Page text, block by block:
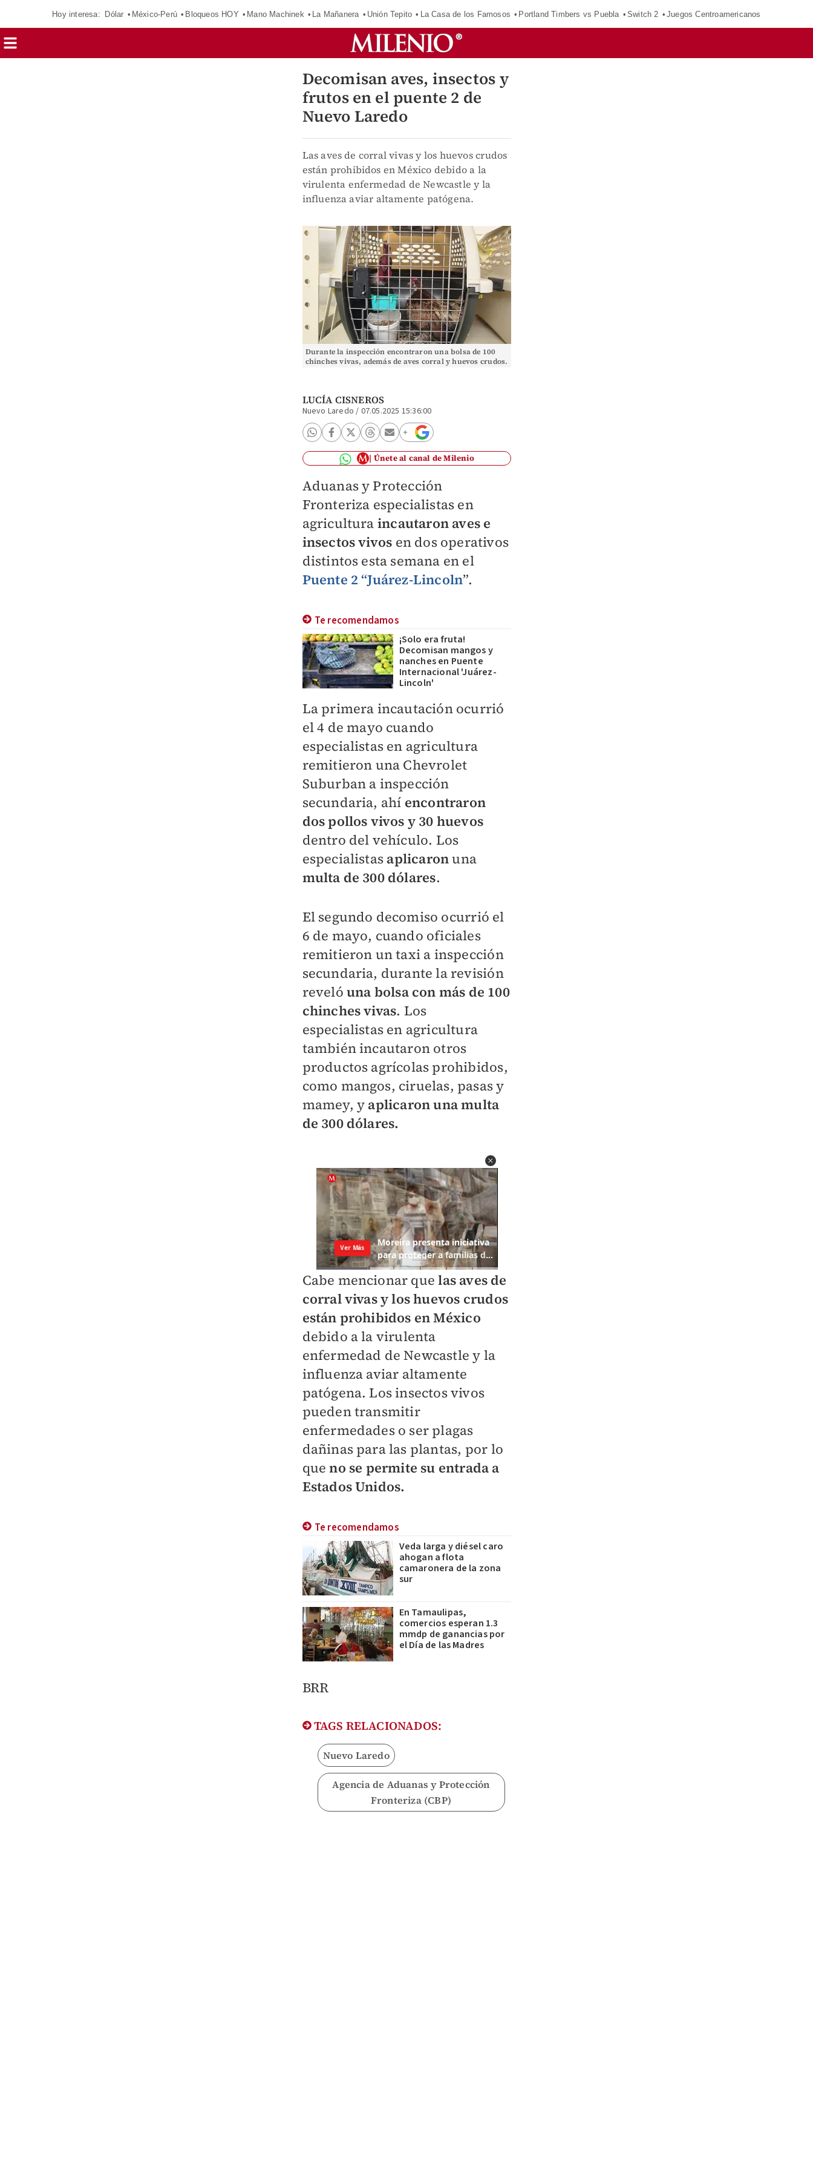
Hoy interesa: Dólar México-Perú Bloqueos HOY Mano Machinek La Mañanera Unión Tepito La Casa de los Famosos Portland Timbers vs Puebla Switch 2 Juegos Centroamericanos
Decomisan aves, insectos y
frutos en el puente 2 de
Nuevo Laredo
Las aves de corral vivas y los huevos crudos
están prohibidos en México debido a la
virulenta enfermedad de Newcastle y la
influenza aviar altamente patógena.
Durante la inspección encontraron una bolsa de 100
chinches vivas, además de aves corral y huevos crudos.
LUCÍA CISNEROS
Nuevo Laredo / 07.05.2025 15:36:00
Únete al canal de Milenio
Aduanas y Protección
Fronteriza especialistas en
agricultura incautaron aves e
insectos vivos en dos operativos
distintos esta semana en el
Puente 2 “Juárez-Lincoln”.
Te recomendamos
¡Solo era fruta!
Decomisan mangos y
nanches en Puente
Internacional 'Juárez-
Lincoln'
La primera incautación ocurrió
el 4 de mayo cuando
especialistas en agricultura
remitieron una Chevrolet
Suburban a inspección
secundaria, ahí encontraron
dos pollos vivos y 30 huevos
dentro del vehículo. Los
especialistas aplicaronuna
multa de 300 dólares.
El segundo decomiso ocurrió el
6 de mayo, cuando oficiales
remitieron un taxi a inspección
secundaria, durante la revisión
reveló una bolsa con más de 100
chinches vivas. Los
especialistas en agricultura
también incautaron otros
productos agrícolas prohibidos,
como mangos, ciruelas, pasas y
mamey, y aplicaron una multa
de 300 dólares.
Cabe mencionar quelas aves de
corral vivas y los huevos crudos
están prohibidos en México
debido a la virulenta
enfermedad de Newcastle y la
influenza aviar altamente
patógena. Los insectos vivos
pueden transmitir
enfermedades o ser plagas
dañinas para las plantas, por lo
que no se permite su entrada a
Estados Unidos.
Te recomendamos
Veda larga y diésel caro
ahogan a flota
camaronera de la zona
sur
En Tamaulipas,
comercios esperan 1.3
mmdp de ganancias por
el Día de las Madres
BRR
TAGS RELACIONADOS:
Nuevo Laredo
Agencia de Aduanas y Protección
Fronteriza (CBP)